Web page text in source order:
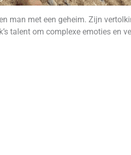
man met een geheim. Zijn
talent om complexe emoties en